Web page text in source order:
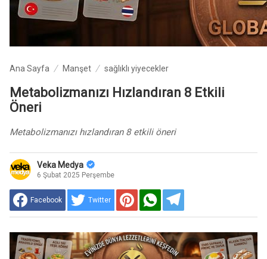
Ana Sayfa Manşet sağlıklı yiyecekler
Metabolizmanızı Hızlandıran 8 Etkili
Öneri
Metabolizmanızı hızlandıran 8 etkili öneri
Veka Medya
6 Şubat 2025 Perşembe
Facebook Twitter